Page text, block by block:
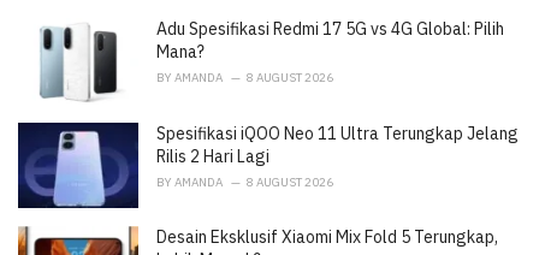
Adu Spesifikasi Redmi 17 5G vs 4G Global: Pilih
Mana?
BY AMANDA 8 AUGUST 2026
Spesifikasi iQOO Neo 11 Ultra Terungkap Jelang
Rilis 2 Hari Lagi
BY AMANDA 8 AUGUST 2026
Desain Eksklusif Xiaomi Mix Fold 5 Terungkap,